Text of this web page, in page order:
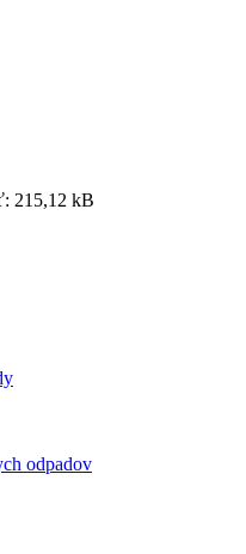
215,12 kB
odpadov